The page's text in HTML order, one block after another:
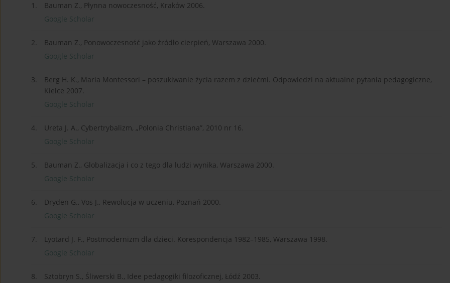
1.
Bauman Z., Płynna nowoczesność, Kraków 2006.
Google Scholar
2.
Bauman Z., Ponowoczesność jako źródło cierpień, Warszawa 2000.
Google Scholar
3.
Berg H. K., Maria Montessori – poszukiwanie życia razem z dziećmi. Odpowiedzi na aktualne pytania pedagogiczne,
Kielce 2007.
Google Scholar
4.
Ureta J. A., Cybertrybalizm, „Polonia Christiana”, 2010 nr 16.
Google Scholar
5.
Bauman Z., Globalizacja i co z tego dla ludzi wynika, Warszawa 2000.
Google Scholar
6.
Dryden G., Vos J., Rewolucja w uczeniu, Poznań 2000.
Google Scholar
7.
Lyotard J. F., Postmodernizm dla dzieci. Korespondencja 1982–1985, Warszawa 1998.
Google Scholar
8.
Sztobryn S., Śliwerski B., Idee pedagogiki filozoficznej, Łódź 2003.